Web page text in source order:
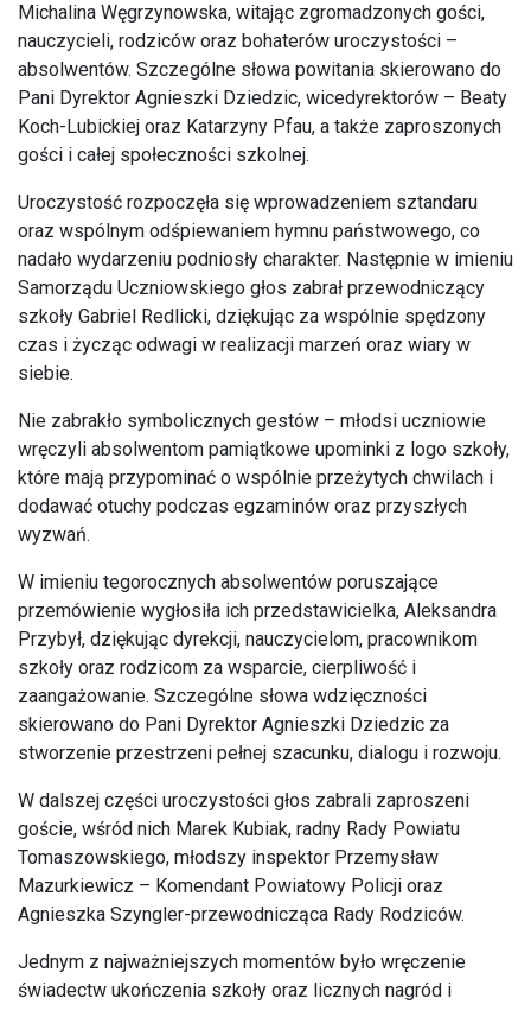
Michalina Węgrzynowska, witając zgromadzonych gości,
nauczycieli, rodziców oraz bohaterów uroczystości –
absolwentów. Szczególne słowa powitania skierowano do
Pani Dyrektor Agnieszki Dziedzic, wicedyrektorów – Beaty
Koch-Lubickiej oraz Katarzyny Pfau, a także zaproszonych
gości i całej społeczności szkolnej.
Uroczystość rozpoczęła się wprowadzeniem sztandaru
oraz wspólnym odśpiewaniem hymnu państwowego, co
nadało wydarzeniu podniosły charakter. Następnie w imieniu
Samorządu Uczniowskiego głos zabrał przewodniczący
szkoły Gabriel Redlicki, dziękując za wspólnie spędzony
czas i życząc odwagi w realizacji marzeń oraz wiary w
siebie.
Nie zabrakło symbolicznych gestów – młodsi uczniowie
wręczyli absolwentom pamiątkowe upominki z logo szkoły,
które mają przypominać o wspólnie przeżytych chwilach i
dodawać otuchy podczas egzaminów oraz przyszłych
wyzwań.
W imieniu tegorocznych absolwentów poruszające
przemówienie wygłosiła ich przedstawicielka, Aleksandra
Przybył, dziękując dyrekcji, nauczycielom, pracownikom
szkoły oraz rodzicom za wsparcie, cierpliwość i
zaangażowanie. Szczególne słowa wdzięczności
skierowano do Pani Dyrektor Agnieszki Dziedzic za
stworzenie przestrzeni pełnej szacunku, dialogu i rozwoju.
W dalszej części uroczystości głos zabrali zaproszeni
goście, wśród nich Marek Kubiak, radny Rady Powiatu
Tomaszowskiego, młodszy inspektor Przemysław
Mazurkiewicz – Komendant Powiatowy Policji oraz
Agnieszka Szyngler-przewodnicząca Rady Rodziców.
Jednym z najważniejszych momentów było wręczenie
świadectw ukończenia szkoły oraz licznych nagród i